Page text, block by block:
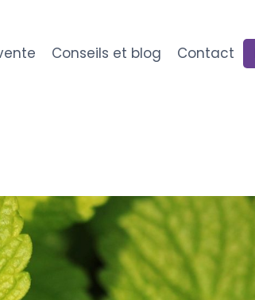
Conseils et blog Contact